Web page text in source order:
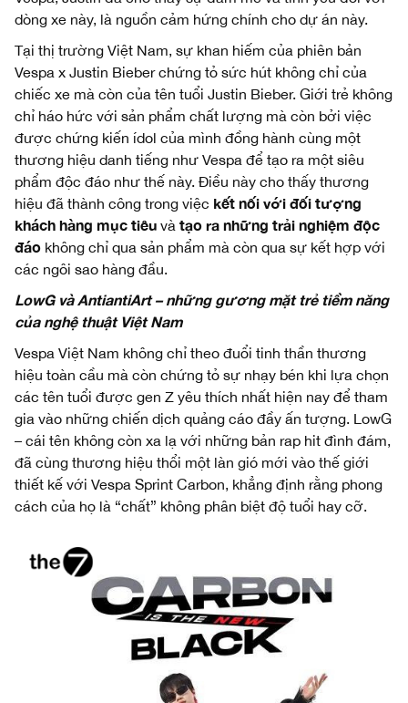
dòng xe này, là nguồn cảm hứng chính cho dự án này.
Tại thị trường Việt Nam, sự khan hiếm của phiên bản
Vespa x Justin Bieber chứng tỏ sức hút không chỉ của
chiếc xe mà còn của tên tuổi Justin Bieber. Giới trẻ không
chỉ háo hức với sản phẩm chất lượng mà còn bởi việc
được chứng kiến ídol của mình đồng hành cùng một
thương hiệu danh tiếng như Vespa để tạo ra một siêu
phẩm độc đáo như thế này. Điều này cho thấy thương
hiệu đã thành công trong việc kết nối với đối tượng
khách hàng mục tiêu và tạo ra những trải nghiệm độc
đáo không chỉ qua sản phẩm mà còn qua sự kết hợp với
các ngôi sao hàng đầu.
LowG và AntiantiArt – những gương mặt trẻ tiềm năng
của nghệ thuật Việt Nam
Vespa Việt Nam không chỉ theo đuổi tinh thần thương
hiệu toàn cầu mà còn chứng tỏ sự nhạy bén khi lựa chọn
các tên tuổi được gen Z yêu thích nhất hiện nay để tham
gia vào những chiến dịch quảng cáo đầy ấn tượng. LowG
– cái tên không còn xa lạ với những bản rap hit đình đám,
đã cùng thương hiệu thổi một làn gió mới vào thế giới
thiết kế với Vespa Sprint Carbon, khẳng định rằng phong
cách của họ là “chất” không phân biệt độ tuổi hay cỡ.